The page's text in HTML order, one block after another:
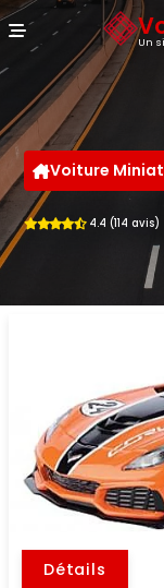
Un
Voiture
4.4 (114 avis)
Détails
Panneau de gestion des cookies